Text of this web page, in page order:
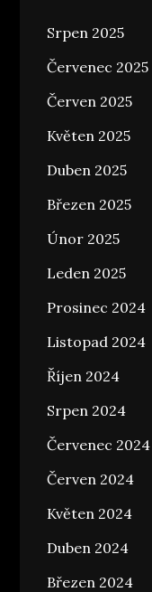
Srpen 2025
Červenec 2025
Červen 2025
Květen 2025
Duben 2025
Březen 2025
Únor 2025
Leden 2025
Prosinec 2024
Listopad 2024
Říjen 2024
Srpen 2024
Červenec 2024
Červen 2024
Květen 2024
Duben 2024
Březen 2024